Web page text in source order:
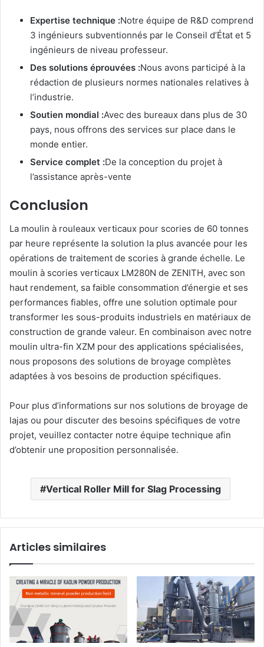
Expertise technique :Notre équipe de R&D comprend
3 ingénieurs subventionnés par le Conseil d’État et 5
ingénieurs de niveau professeur.
Des solutions éprouvées :Nous avons participé à la
rédaction de plusieurs normes nationales relatives à
l’industrie.
Soutien mondial :Avec des bureaux dans plus de 30
pays, nous offrons des services sur place dans le
monde entier.
Service complet :De la conception du projet à
l’assistance après-vente
Conclusion
La moulin à rouleaux verticaux pour scories de 60 tonnes
par heure représente la solution la plus avancée pour les
opérations de traitement de scories à grande échelle. Le
moulin à scories verticaux LM280N de ZENITH, avec son
haut rendement, sa faible consommation d’énergie et ses
performances fiables, offre une solution optimale pour
transformer les sous-produits industriels en matériaux de
construction de grande valeur. En combinaison avec notre
moulin ultra-fin XZM pour des applications spécialisées,
nous proposons des solutions de broyage complètes
adaptées à vos besoins de production spécifiques.
Pour plus d’informations sur nos solutions de broyage de
lajas ou pour discuter des besoins spécifiques de votre
projet, veuillez contacter notre équipe technique afin
d’obtenir une proposition personnalisée.
Vertical Roller Mill for Slag Processing
Articles similaires